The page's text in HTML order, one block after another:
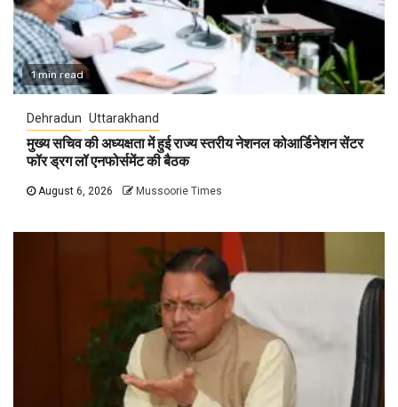
1 min read
Dehradun Uttarakhand
मुख्य सचिव की अध्यक्षता में हुई राज्य स्तरीय नेशनल कोआर्डिनेशन सेंटर
फॉर ड्रग लॉ एनफोर्समेंट की बैठक
August 6, 2026 Mussoorie Times